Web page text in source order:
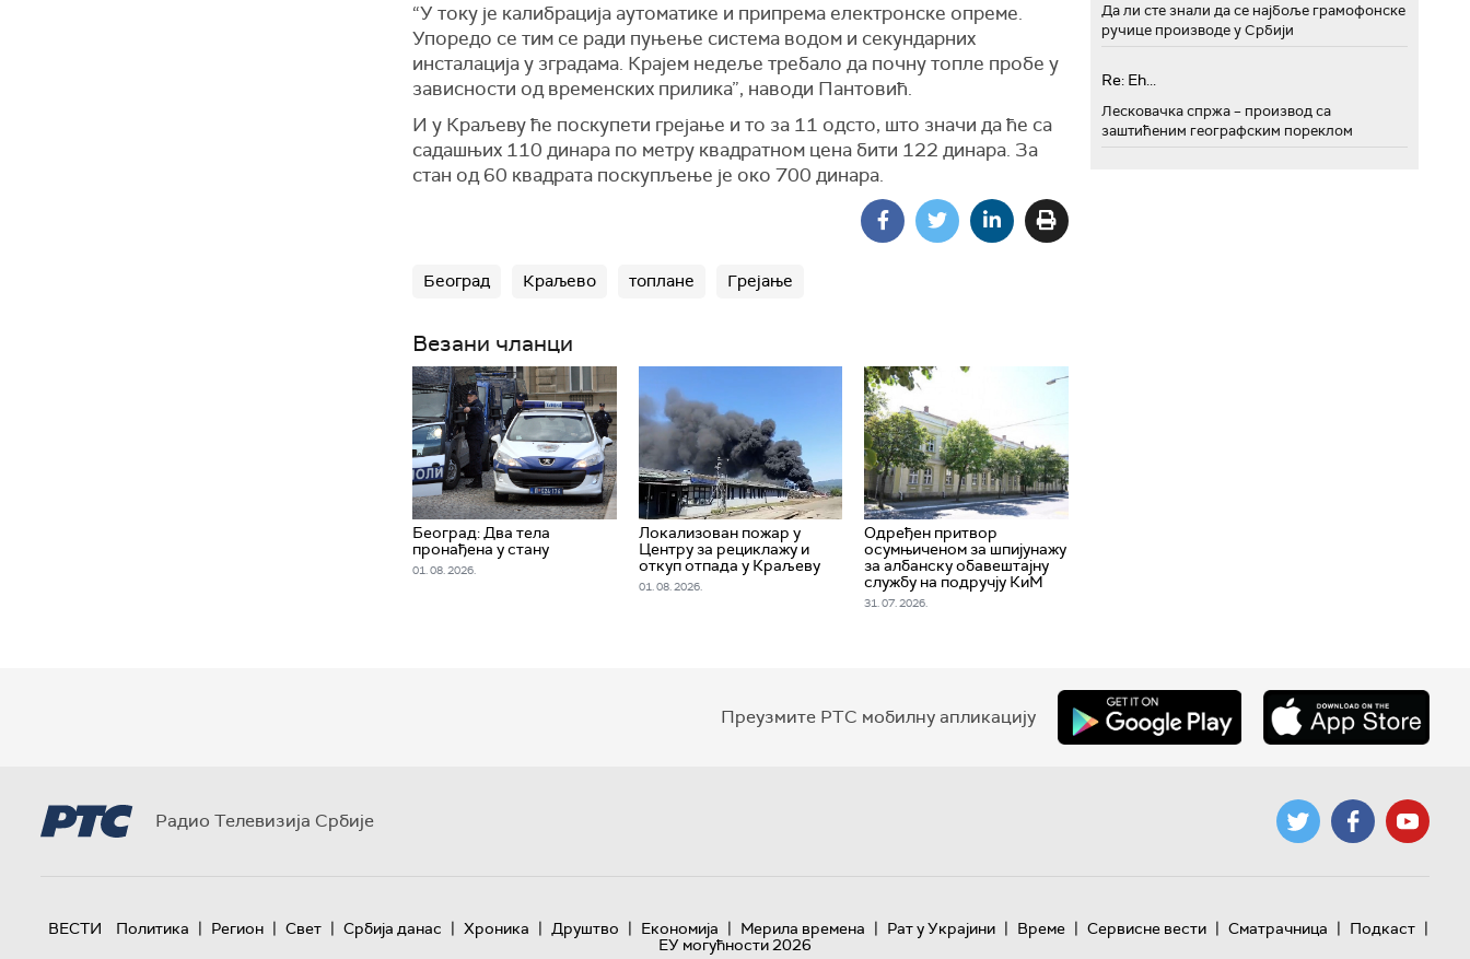
“У току је калибрација аутоматике и припрема електронске опреме.
Упоредо се тим се ради пуњење система водом и секундарних
инсталација у зградама. Крајем недеље требало да почну топле пробе у
зависности од временских прилика”, наводи Пантовић.
И у Краљеву ће поскупети грејање и то за 11 одсто, што значи да ће са
садашњих 110 динара по метру квадратном цена бити 122 динара. За
стан од 60 квадрата поскупљење је око 700 динара.
Београд Краљево топлане Грејање
Везани чланци
Београд: Два тела
пронађена у стану
01. 08. 2026.
Локализован пожар у
Центру за рециклажу и
откуп отпада у Краљеву
01. 08. 2026.
Одређен притвор
осумњиченом за шпијунажу
за албанску обавештајну
службу на подручју КиМ
31. 07. 2026.
Да ли сте знали да се најбоље грамофонске
ручице производе у Србији
Re: Eh...
Лесковачка спржа – производ са
заштићеним географским пореклом
Преузмите РТС мобилну апликацију
Радио Телевизија Србије
ВЕСТИ Политика | Регион | Свет | Србија данас | Хроника | Друштво | Економија | Мерила времена | Рат у Украјини | Време | Сервисне вести | Сматрачница | Подкаст |
ЕУ могућности 2026